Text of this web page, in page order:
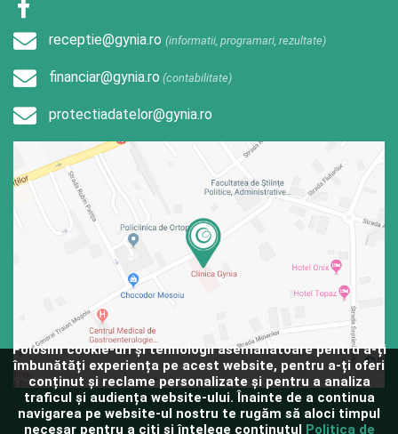
receptie@gynia.ro (informatii, programari, rezultate)
financiar@gynia.ro (contabilitate)
protectiadatelor@gynia.ro
Folosim cookie-uri și tehnologii asemănătoare pentru a-ți
îmbunătăți experiența pe acest website, pentru a-ți oferi
conținut și reclame personalizate și pentru a analiza
traficul și audiența website-ului. Înainte de a continua
navigarea pe website-ul nostru te rugăm să aloci timpul
necesar pentru a citi și înțelege conținutul Politica de